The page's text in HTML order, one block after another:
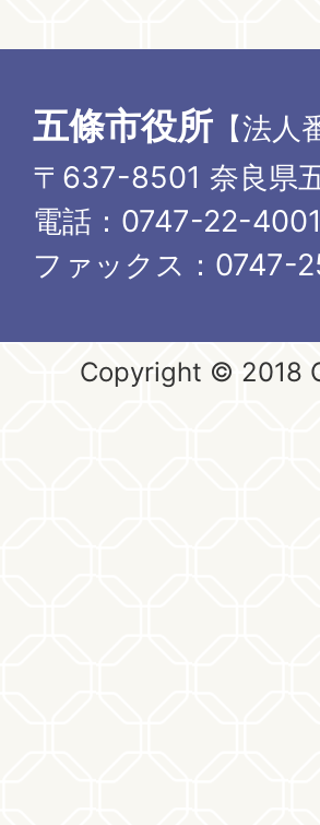
五條市役所 【法
〒637-8501 奈良県
電話：0747-22-4001
ファックス：0747-
Copyright © 2018